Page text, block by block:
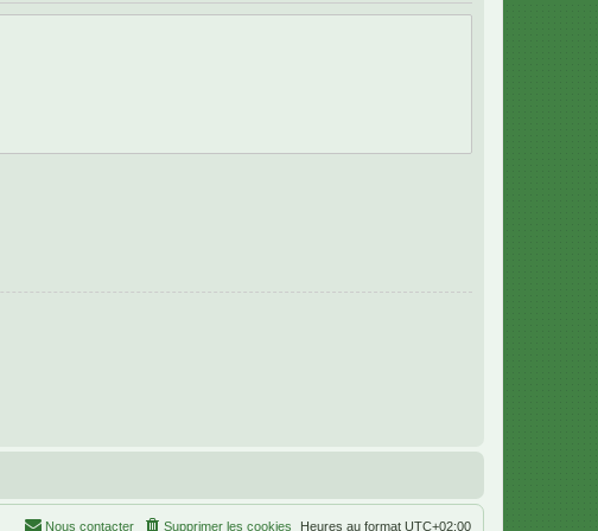
Heures au format UTC+02:00
Supprimer les cookies
Nous contacter